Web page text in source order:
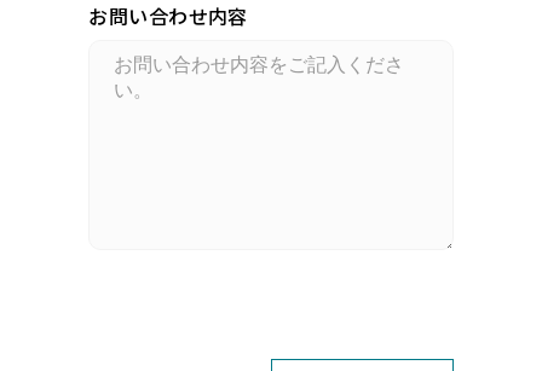
お問い合わせ内容